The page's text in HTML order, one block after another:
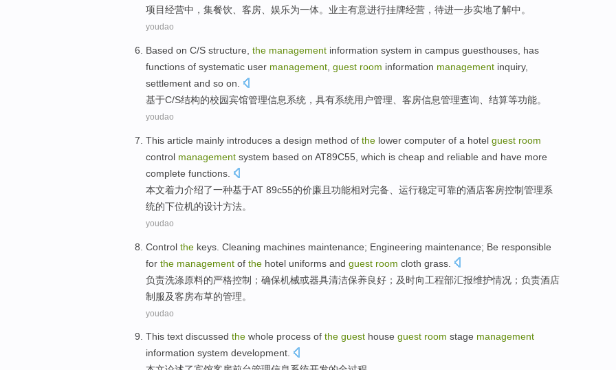
项目经营中， 集餐饮 客房 娱乐为一体。 业主有意进行挂牌经营 ， 待进一步实地了解中。
youdao
Based on C/S structure the management information system in campus guesthouses has
functions of systematic user management guest room information management inquiry,
settlement and so on
基于C/S结构的校园宾馆管理信息系统 ， 具有系统用户管理、 客房信息管理查询 结算等功能。
youdao
This article mainly introduces a design method of the lower computer of a hotel guest room
control management system based on AT89C55 , which is cheap and reliable and have more
complete functions
本文着力介绍了一种基于AT 89c55的价廉 且功能相对完备 运行稳定可靠的酒店客房控制管理系
统的下位机的设计方法。
youdao
Control the keys. Cleaning machines maintenance; Engineering maintenance; Be responsible
for the management of the hotel uniforms and guest room cloth grass
负责洗涤原料的严格控制 ；确保机械或器具清洁保养良好；及时向工程部汇报维护情况；负责酒店
制服及客房布草的管理。
youdao
This text discussed the whole process of the guest house guest room stage management
information system development.